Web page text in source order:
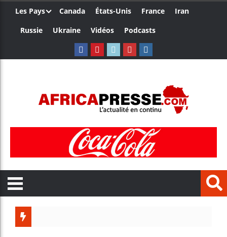
Les Pays Canada États-Unis France
Iran
Russie
Ukraine Vidéos Podcasts